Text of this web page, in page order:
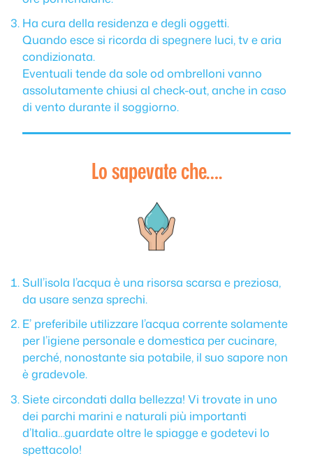
Ha cura della residenza e degli oggetti.
Quando esce si ricorda di spegnere luci, tv e aria
condizionata.
Eventuali tende da sole od ombrelloni vanno
assolutamente chiusi al check-out, anche in caso
di vento durante il soggiorno.
Lo sapevate che….
Sull’isola l’acqua è una risorsa scarsa e preziosa,
da usare senza sprechi.
E’ preferibile utilizzare l’acqua corrente solamente
per l’igiene personale e domestica per cucinare,
perché, nonostante sia potabile, il suo sapore non
è gradevole.
Siete circondati dalla bellezza! Vi trovate in uno
dei parchi marini e naturali più importanti
d’Italia…guardate oltre le spiagge e godetevi lo
spettacolo!